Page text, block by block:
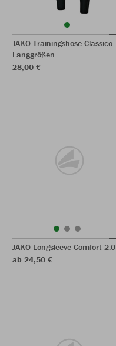
JAKO Trainingshose Classico
Langgrößen
28,00 €
JAKO Longsleeve Comfort 2.0
ab 24,50 €